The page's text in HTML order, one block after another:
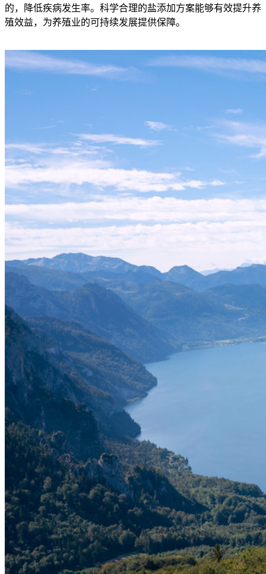
的，降低疾病发生率。科学合理的盐添加方案能够有效提升养
殖效益，为养殖业的可持续发展提供保障。